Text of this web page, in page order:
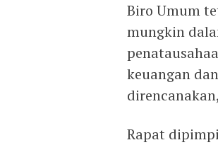
Biro Umum
mungkin
keuangan
Rapat